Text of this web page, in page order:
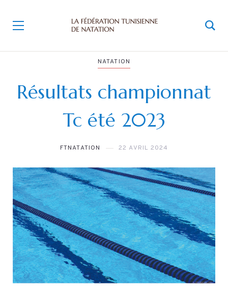
NATATION
Résultats championnat
Tc été 2023
FTNATATION 22 AVRIL 2024